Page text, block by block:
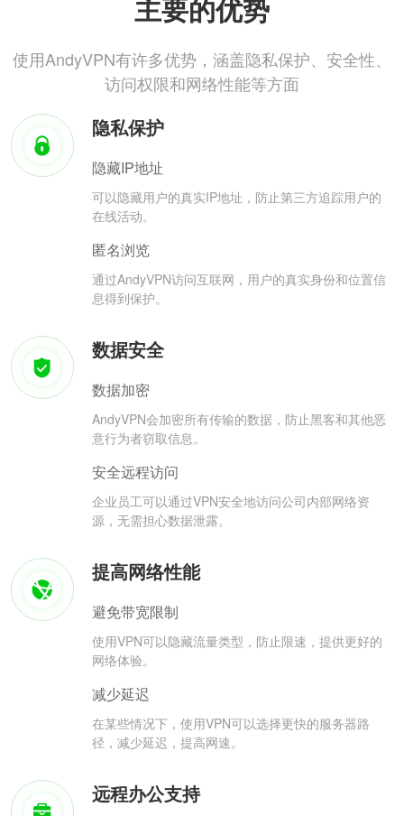
主要的优势
使用AndyVPN有许多优势，涵盖隐私保护、安全性、
访问权限和网络性能等方面
隐私保护
隐藏IP地址
可以隐藏用户的真实IP地址，防止第三方追踪用户的
在线活动。
匿名浏览
通过AndyVPN访问互联网，用户的真实身份和位置信
息得到保护。
数据安全
数据加密
AndyVPN会加密所有传输的数据，防止黑客和其他恶
意行为者窃取信息。
安全远程访问
企业员工可以通过VPN安全地访问公司内部网络资
源，无需担心数据泄露。
提高网络性能
避免带宽限制
使用VPN可以隐藏流量类型，防止限速，提供更好的
网络体验。
减少延迟
在某些情况下，使用VPN可以选择更快的服务器路
径，减少延迟，提高网速。
远程办公支持